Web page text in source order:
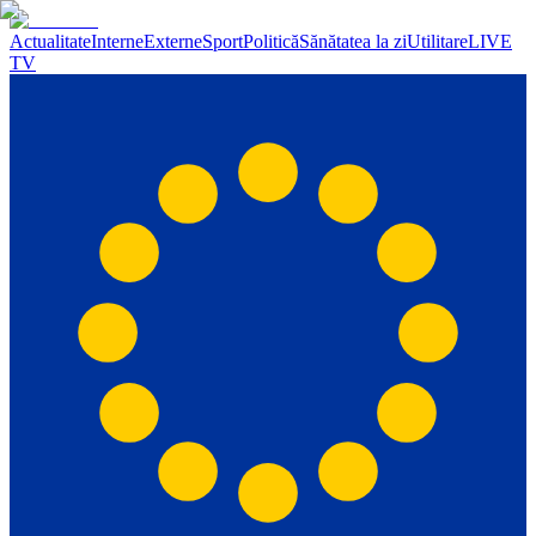
ActualitateInterneExterneSportPoliticăSănătatea la ziUtilitareLIVE
TV